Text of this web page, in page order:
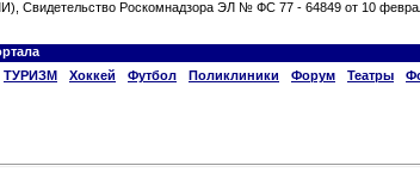
Свидетельство Роскомнадзора ЭЛ № ФС 77 - 64849 от 10
ТУРИЗМ Хоккей Футбол Поликлиники Форум Театры